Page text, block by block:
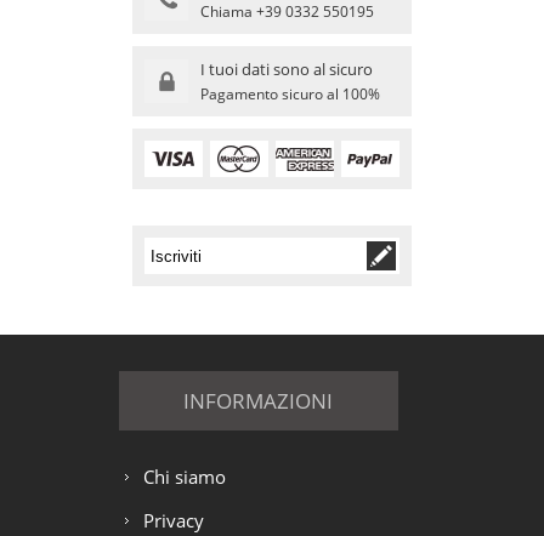
Chiama +39 0332 550195
I tuoi dati sono al sicuro
Pagamento sicuro al 100%
INFORMAZIONI
Chi siamo
Privacy